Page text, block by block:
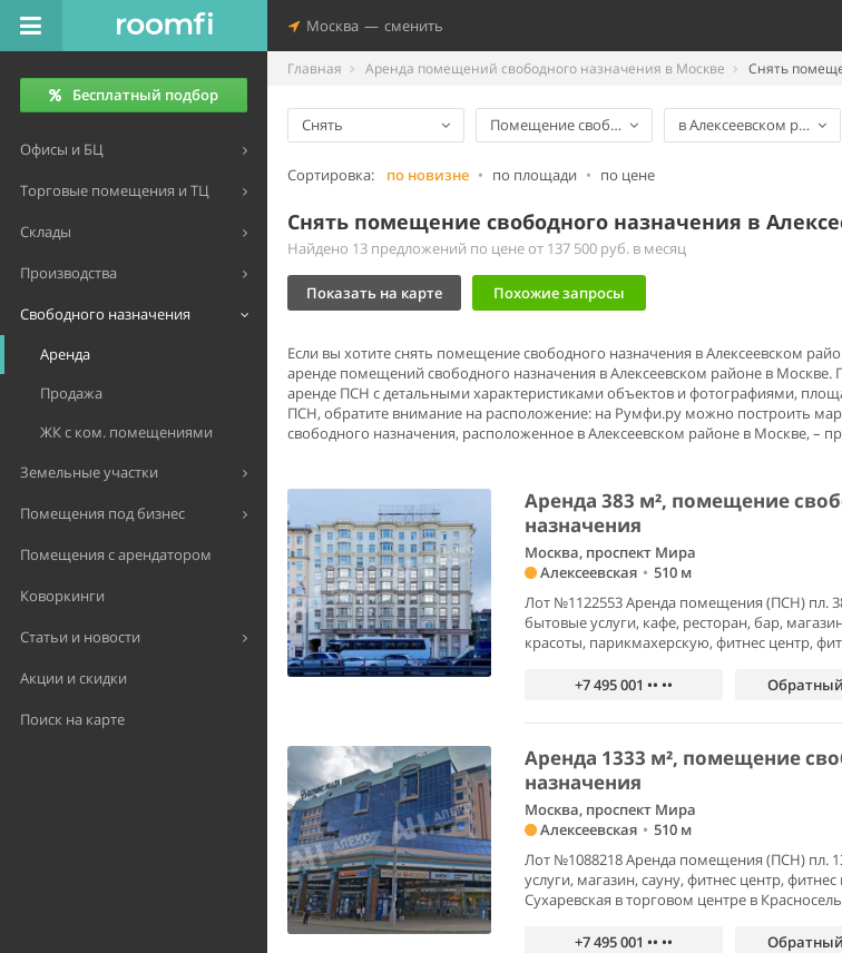
Москва — сменить
Бесплатный подбор
Офисы и БЦ
Торговые помещения и ТЦ
Склады
Производства
Свободного назначения
Аренда
Продажа
ЖК с ком. помещениями
Земельные участки
Помещения под бизнес
Помещения с арендатором
Коворкинги
Статьи и новости
Акции и скидки
Поиск на карте
Главная Аренда помещений свободного назначения в Москве Снять
Снять Помещение свободного назначенияв Алексеевском районе
Сортировка: по новизне • по площади • по цене
Снять помещение свободного назначения в
Найдено 13 предложений по цене от 137 500 руб. в месяц
Показать на карте Похожие запросы
Если вы хотите снять помещение свободного назначения в Алексеевском
аренде помещений свободного назначения в Алексеевском районе в
аренде ПСН с детальными характеристиками объектов и фотографиями,
ПСН, обратите внимание на расположение: на Румфи.ру можно построить
свободного назначения, расположенное в Алексеевском районе в Москве, –
Аренда 383 м², помещение
назначения
Москва, проспект Мира
Алексеевская • 510 м
Лот №1122553 Аренда помещения (ПСН) пл.
бытовые услуги, кафе, ресторан, бар,
красоты, парикмахерскую, фитнес центр,
+7 495 001 •• ••
Аренда 1333 м², помещение
назначения
Москва, проспект Мира
Алексеевская • 510 м
Лот №1088218 Аренда помещения (ПСН) пл.
услуги, магазин, сауну, фитнес центр,
Сухаревская в торговом центре в
+7 495 001 •• ••